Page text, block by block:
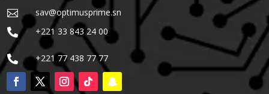
 sav@optimusprime.sn
 +221 33 843 24 00
 +221 77 438 77 77